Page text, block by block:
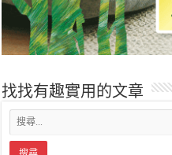
找找有趣實用的文章